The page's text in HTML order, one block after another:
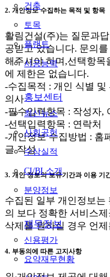
건축
토목
플랜트
시공능력
홍보센터
최신뉴스
사회공헌
수상실적
CI/BI 소개
분양정보
재무정보
신용평가
요약재무현황
2. 개인정보 수집하는 목적 및 항목
활림건설(주)는 질문과
공받고 있습니다. 문의
해주셔야 하며,선택항목
에 제한은 없습니다.
-수집목적 : 개인 식별 및
의사
-필수입력항목 : 작성자,
-선택입력항목 : 연락처
-개인정보 수집방법 : 홈
글 작성
3. 개인 정보의 보유기간과 이용 기
수집된 일부 개인정보
의 보다 정확한 서비스
삭제를 원하실 경우 언
4. 부동의에 따른 고지사항